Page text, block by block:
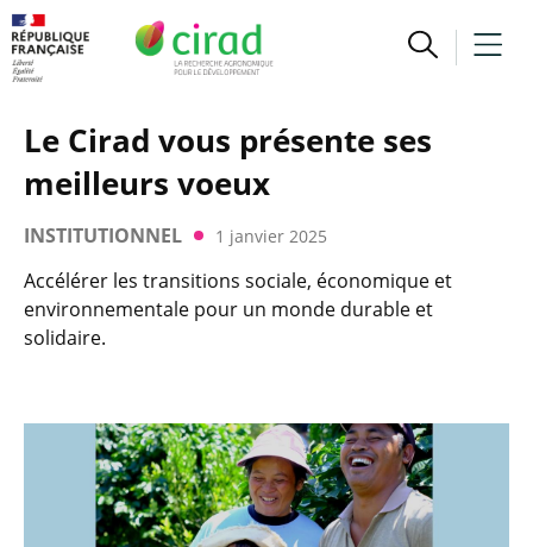
Le Cirad vous présente ses
meilleurs voeux
INSTITUTIONNEL 1 janvier 2025
Accélérer les transitions sociale, économique et
environnementale pour un monde durable et
solidaire.